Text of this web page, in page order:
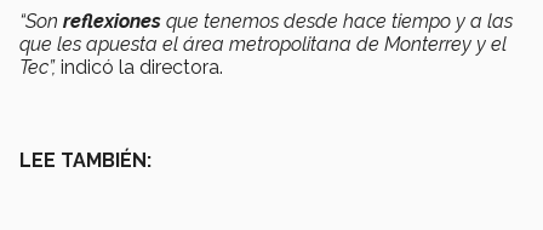
“Son reflexiones que tenemos desde hace tiempo y a las
que les apuesta el área metropolitana de Monterrey y el
Tec”, indicó la directora.
LEE TAMBIÉN: